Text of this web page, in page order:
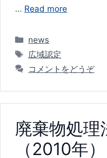
… Read more
カ
テ
リ
news
タ
広域認定
コメントをどうぞ
廃棄物処理
（2010年